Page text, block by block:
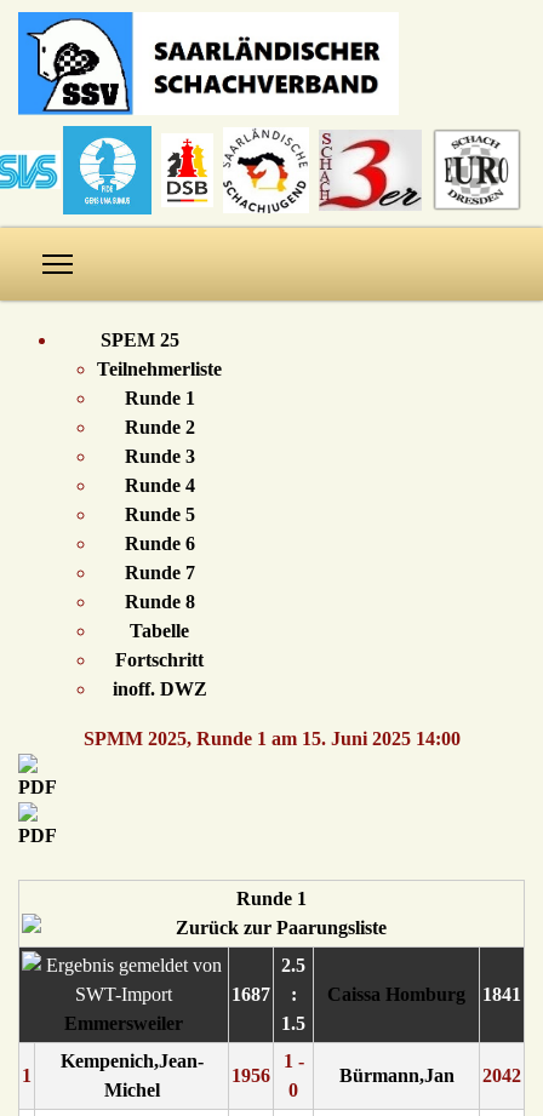
SPEM 25
Teilnehmerliste
Runde 1
Runde 2
Runde 3
Runde 4
Runde 5
Runde 6
Runde 7
Runde 8
Tabelle
Fortschritt
inoff. DWZ
SPMM 2025, Runde 1 am 15. Juni 2025 14:00
Runde 1
Emmersweiler
1687
2.5
:
1.5
Caissa Homburg 1841
1
Kempenich,Jean-
Michel
1956
1 -
0
Bürmann,Jan 2042